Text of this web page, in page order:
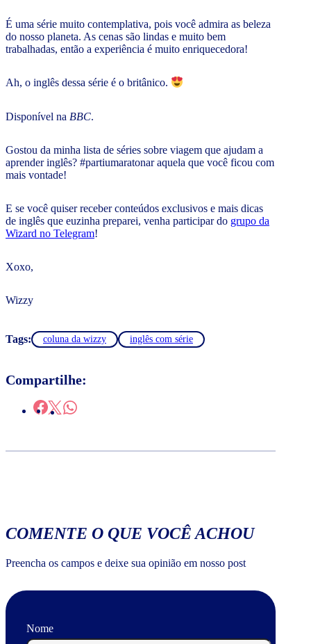
É uma série muito contemplativa, pois você admira as beleza
do nosso planeta. As cenas são lindas e muito bem
trabalhadas, então a experiência é muito enriquecedora!
Ah, o inglês dessa série é o britânico.
Disponível na BBC.
Gostou da minha lista de séries sobre viagem que ajudam a
aprender inglês? #partiumaratonar aquela que você ficou com
mais vontade!
E se você quiser receber conteúdos exclusivos e mais dicas
de inglês que euzinha preparei, venha participar do grupo da
Wizard no Telegram!
Xoxo,
Wizzy
Tags: coluna da wizzy inglês com série
Compartilhe:
COMENTE O QUE VOCÊ ACHOU
Preencha os campos e deixe sua opinião em nosso post
Nome